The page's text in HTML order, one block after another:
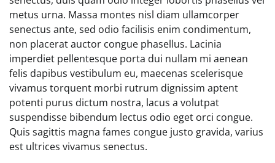
metus urna. Massa montes nisl diam ullamcorper
senectus ante, sed odio facilisis enim condimentum,
non placerat auctor congue phasellus. Lacinia
imperdiet pellentesque porta dui nullam mi aenean
felis dapibus vestibulum eu, maecenas scelerisque
vivamus torquent morbi rutrum dignissim aptent
potenti purus dictum nostra, lacus a volutpat
suspendisse bibendum lectus odio eget orci congue.
Quis sagittis magna fames congue justo gravida, varius
est ultrices vivamus senectus.